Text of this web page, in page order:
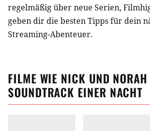
regelmäßig über neue Serien,
geben dir die besten Tipps für dein
Streaming-Abenteuer.
FILME WIE NICK UND
SOUNDTRACK EINER NACHT